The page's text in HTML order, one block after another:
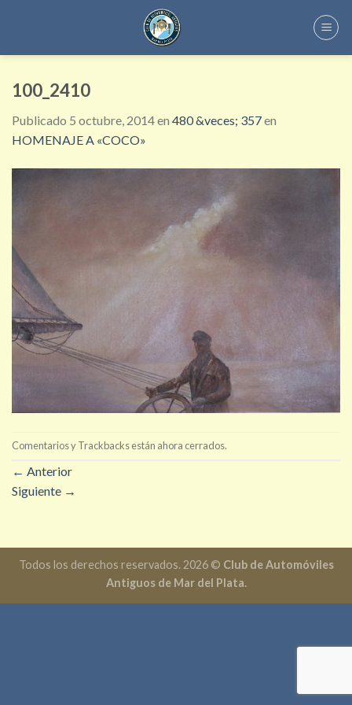
100_2410
Publicado 5 octubre, 2014en 480 &veces; 357en
HOMENAJE A «COCO»
Comentarios y Trackbacks están ahora cerrados.
← Anterior
Siguiente →
Todos los derechos reservados. 2026 © Club de Automóviles
Antiguos de Mar del Plata.